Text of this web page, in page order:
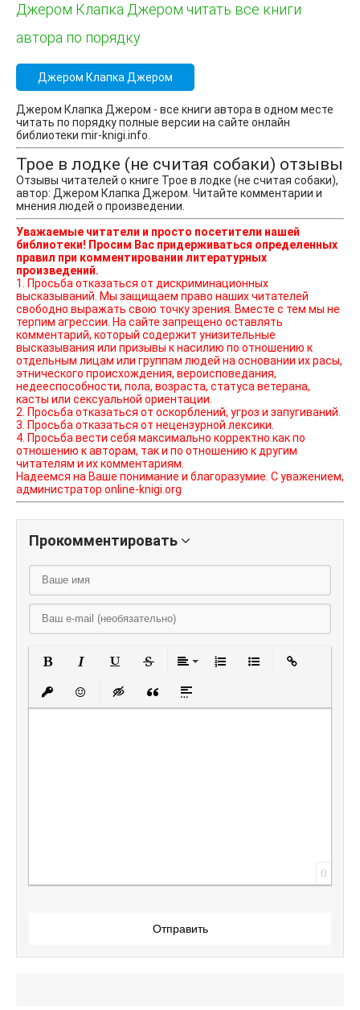
Джером Клапка Джером читать все книги
автора по порядку
Джером Клапка Джером
Джером Клапка Джером - все книги автора в одном месте
читать по порядку полные версии на сайте онлайн
библиотеки mir-knigi.info.
Трое в лодке (не считая собаки) отзывы
Отзывы читателей о книге Трое в лодке (не считая собаки),
автор: Джером Клапка Джером. Читайте комментарии и
мнения людей о произведении.
Уважаемые читатели и просто посетители нашей
библиотеки! Просим Вас придерживаться определенных
правил при комментировании литературных
произведений.
1. Просьба отказаться от дискриминационных
высказываний. Мы защищаем право наших читателей
свободно выражать свою точку зрения. Вместе с тем мы не
терпим агрессии. На сайте запрещено оставлять
комментарий, который содержит унизительные
высказывания или призывы к насилию по отношению к
отдельным лицам или группам людей на основании их расы,
этнического происхождения, вероисповедания,
недееспособности, пола, возраста, статуса ветерана,
касты или сексуальной ориентации.
2. Просьба отказаться от оскорблений, угроз и запугиваний.
3. Просьба отказаться от нецензурной лексики.
4. Просьба вести себя максимально корректно как по
отношению к авторам, так и по отношению к другим
читателям и их комментариям.
Надеемся на Ваше понимание и благоразумие. С уважением,
администратор online-knigi.org
Прокомментировать
Вставить защищенную ссылку
Вставить смайлик
Вставка скрытого текста
Вставка цитаты
Вставка спойлера
0
Отправить